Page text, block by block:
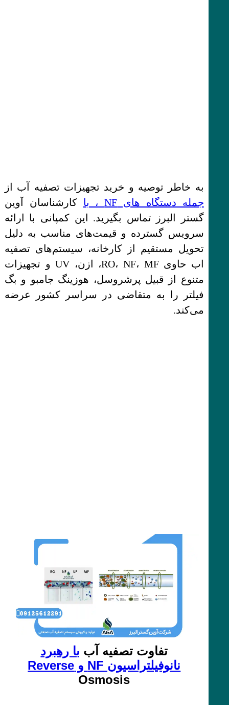
به خاطر توصیه و خرید تجهیزات تصفیه آب از
جمله دستگاه های NF ، با
کارشناسان آوین
گستر البرز تماس بگیرید. این کمپانی با ارائه
سرویس گسترده و قیمت‌های مناسب به دلیل
تحویل مستقیم از کارخانه، سیستم‌های تصفیه
اب حاوی RO، NF، MF، ازن، UV و تجهیزات
متنوع از قبیل پرشروسل، هوزینگ جامبو و بگ
فیلتر را به متقاضی در سراسر کشور عرضه
می‌کند.
تفاوت تصفیه آب با رهبرد
نانوفیلتراسیون NF و Reverse
Osmosis